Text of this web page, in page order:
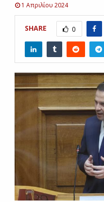
1 Απριλίου 2024
SHARE 0